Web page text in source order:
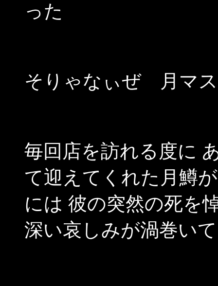
った
そりゃなぃぜ 月マ
毎回店を訪れる度に
て迎えてくれた月鱒
には 彼の突然の死を
深い哀しみが渦巻い